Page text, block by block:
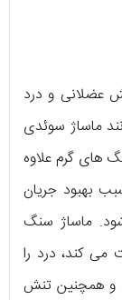
عضلانی و درد
ماساژ سوئدی
های گرم علاوه
بهبود جریان
ماساژ سنگ
می کند، درد را
و همچنین تنش